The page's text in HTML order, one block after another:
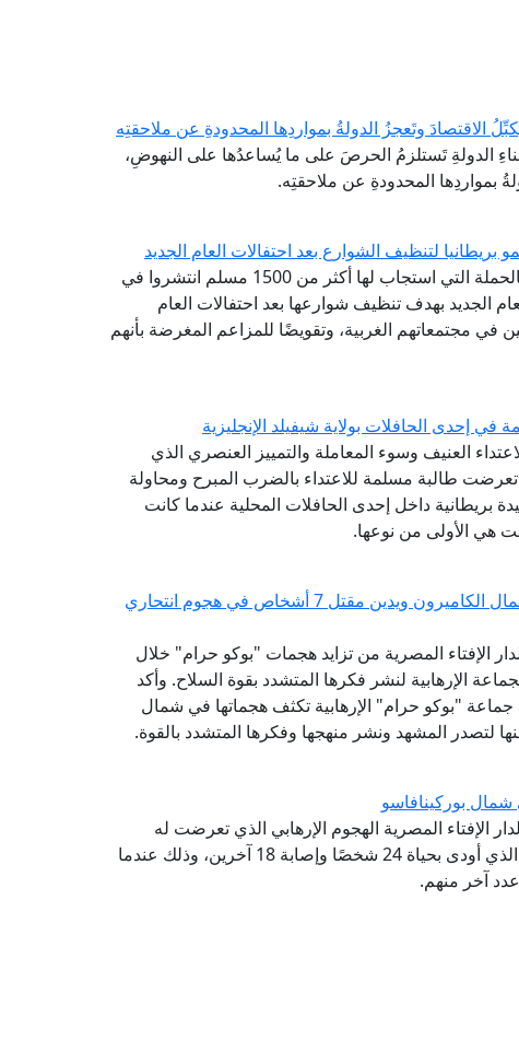
الاقتصادَ وتَعجزُ الدولةُ بمواردِها المحدودةِ عن ملاحقتِه
الدولةِ تَستلزمُ الحرصَ على ما يُساعدُها على النهوضِ،
بمواردِها المحدودةِ عن ملاحقتِه.
لتنظيف الشوارع بعد احتفالات العام الجديد
أشاد مرصد الإسلاموفوبيا التابع لدار الإفتاء المصرية بالحملة التي استجاب لها أكثر من 1500 مسلم انتشروا في
الجديد بهدف تنظيف شوارعها بعد احتفالات العام
في مجتمعاتهم الغربية، وتقويضًا للمزاعم المغرضة بأنهم
في إحدى الحافلات بولاية شيفيلد الإنجليزية
العنيف وسوء المعاملة والتمييز العنصري الذي
طالبة مسلمة للاعتداء بالضرب المبرح ومحاولة
بريطانية داخل إحدى الحافلات المحلية عندما كانت
هي الأولى من نوعها.
مرصد الإفتاء يحذر من تصاعد الهجمات الإرهابية شمال الكاميرون ويدين مقتل 7 أشخاص في هجوم انتحاري
الإفتاء المصرية من تزايد هجمات "بوكو حرام" خلال
الإرهابية لنشر فكرها المتشدد بقوة السلاح. وأكد
"بوكو حرام" الإرهابية تكثف هجماتها في شمال
لتصدر المشهد ونشر منهجها وفكرها المتشدد بالقوة.
شمال بوركينافاسو
الإفتاء المصرية الهجوم الإرهابي الذي تعرضت له
كنيسة بروتستانتية بقرية بانسي، شمال بوركينافاسو، الذي أودى بحياة 24 شخصًا وإصابة 18 آخرين، وذلك عندما